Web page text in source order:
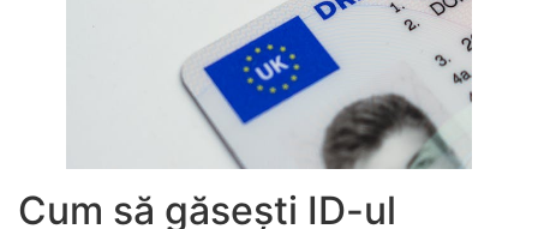
Cum să găsești ID-ul